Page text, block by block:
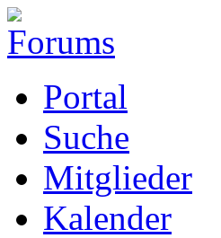
Portal
Suche
Mitglieder
Kalender